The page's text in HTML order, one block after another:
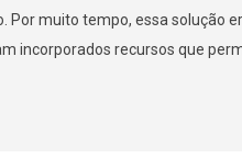
Por muito tempo, essa solução
incorporados recursos que